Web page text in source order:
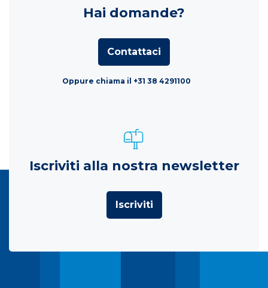
Hai domande?
Contattaci
Oppure chiama il +31 38 4291100
Iscriviti alla nostra newsletter
Iscriviti